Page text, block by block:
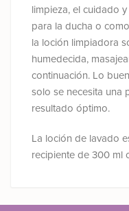
limpieza, el cuidado
para la ducha o
la loción limpiadora
humedecida,
continuación. Lo
solo se necesita una
resultado óptimo.
La loción de lavado
recipiente de 300 ml